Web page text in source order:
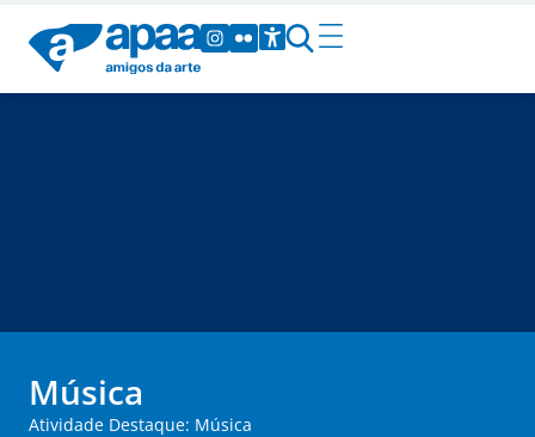
Música
Atividade Destaque: Música